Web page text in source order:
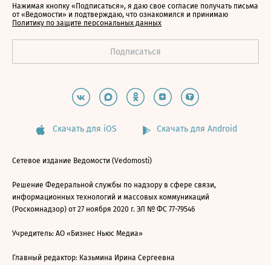
Нажимая кнопку «Подписаться», я даю свое согласие получать письма
от «Ведомости» и подтверждаю, что ознакомился и принимаю
Политику по защите персональных данных
Скачать для iOS Скачать для Android
Сетевое издание Ведомости (Vedomosti)
Решение Федеральной службы по надзору в сфере связи,
информационных технологий и массовых коммуникаций
(Роскомнадзор) от 27 ноября 2020 г. ЭЛ № ФС 77-79546
Учредитель: АО «Бизнес Ньюс Медиа»
Главный редактор: Казьмина Ирина Сергеевна